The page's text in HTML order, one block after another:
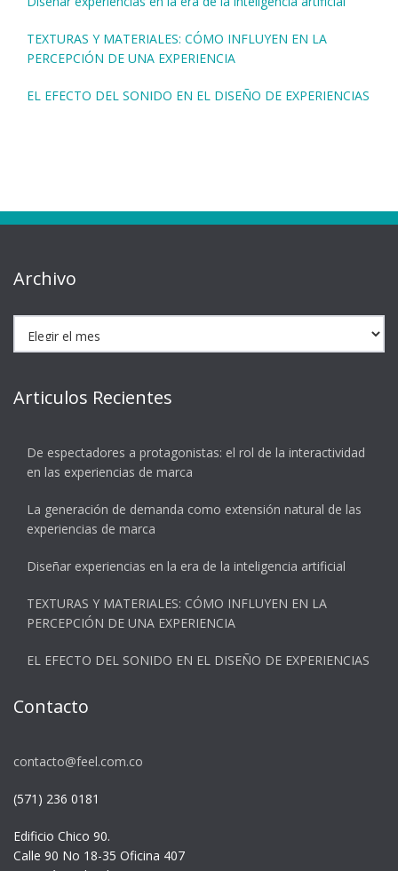
TEXTURAS Y MATERIALES: CÓMO INFLUYEN EN LA
PERCEPCIÓN DE UNA EXPERIENCIA
EL EFECTO DEL SONIDO EN EL DISEÑO DE EXPERIENCIAS
Archivo
Articulos Recientes
De espectadores a protagonistas: el rol de la interactividad
en las experiencias de marca
La generación de demanda como extensión natural de las
experiencias de marca
Diseñar experiencias en la era de la inteligencia artificial
TEXTURAS Y MATERIALES: CÓMO INFLUYEN EN LA
PERCEPCIÓN DE UNA EXPERIENCIA
EL EFECTO DEL SONIDO EN EL DISEÑO DE EXPERIENCIAS
Contacto
contacto@feel.com.co
(571) 236 0181
Edificio Chico 90.
Calle 90 No 18-35 Oficina 407